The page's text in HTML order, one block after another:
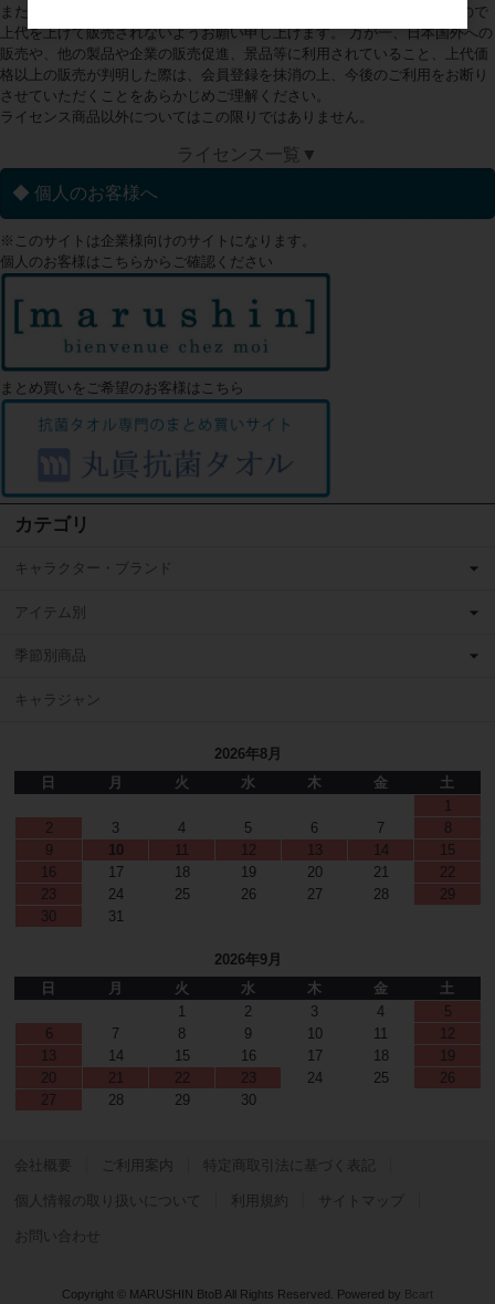
また、弊社が商品画面に入力している上代以上での販売ができかねますので
上代を上げて販売されないようお願い申し上げます。 万が一、日本国外への
販売や、他の製品や企業の販売促進、景品等に利用されていること、上代価
格以上の販売が判明した際は、会員登録を抹消の上、今後のご利用をお断り
させていただくことをあらかじめご理解ください。
ライセンス商品以外についてはこの限りではありません。
ライセンス一覧▼
◆ 個人のお客様へ
※このサイトは企業様向けのサイトになります。
個人のお客様はこちらからご確認ください
まとめ買いをご希望のお客様はこちら
カテゴリ
キャラクター・ブランド
アイテム別
季節別商品
キャラジャン
2026年8月
日
月 火 水 木 金
土
1
2
3 4 5 6 7
8
9
10 11 12 13 14
15
16
17 18 19 20 21
22
23
24 25 26 27 28
29
30
31
2026年9月
日
月 火 水 木 金
土
1
2 3 4
5
6
7 8 9 10 11
12
13
14 15 16 17 18
19
20
21 22 23 24 25
26
27
28 29 30
会社概要 ご利用案内 特定商取引法に基づく表記
個人情報の取り扱いについて 利用規約 サイトマップ
お問い合わせ
Copyright © MARUSHIN BtoB All Rights Reserved. Powered by Bcart